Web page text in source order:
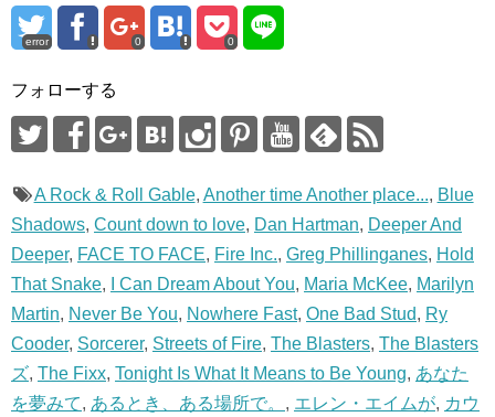
ン
ド
ウ
で
ま
す
)
error 0 0
フォローする
A Rock & Roll Gable, Another time Another place..., Blue
Shadows, Count down to love, Dan Hartman, Deeper And
Deeper, FACE TO FACE, Fire Inc., Greg Phillinganes, Hold
That Snake, I Can Dream About You, Maria McKee, Marilyn
Martin, Never Be You, Nowhere Fast, One Bad Stud, Ry
Cooder, Sorcerer, Streets of Fire, The Blasters, The Blasters
ズ, The Fixx, Tonight Is What It Means to Be Young, あなた
を夢みて, あるとき、ある場所で。 , エレン・エイムが, カウ